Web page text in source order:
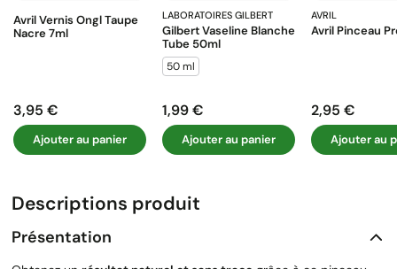
Avril Vernis Ongl Taupe
Nacre 7ml
Prix
3,95 €
Ajouter au panier
LABORATOIRES GILBERT
Gilbert Vaseline Blanche
Tube 50ml
50 ml
Prix
1,99 €
Ajouter au panier
AVRIL
Avril Pinceau
Prix
2,95 €
Ajouter au
Descriptions produit
Présentation